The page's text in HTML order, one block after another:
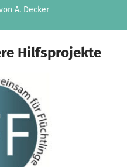
A. Decker
Hilfsprojekte